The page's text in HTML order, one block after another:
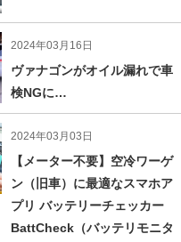
2024年03月16日
ヴァナゴンがオイル漏れで車
検NGに…
2024年03月03日
【メーター不要】空冷ワーゲ
ン（旧車）に最適なスマホア
プリ バッテリーチェッカー
BattCheck（バッテリモニタ